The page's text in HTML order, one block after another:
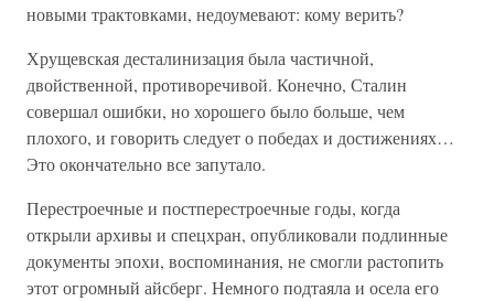
новыми трактовками, недоумевают: кому верить?
Хрущевская десталинизация была частичной,
двойственной, противоречивой. Конечно, Сталин
совершал ошибки, но хорошего было больше, чем
плохого, и говорить следует о победах и достижениях…
Это окончательно все запутало.
Перестроечные и постперестроечные годы, когда
открыли архивы и спецхран, опубликовали подлинные
документы эпохи, воспоминания, не смогли растопить
этот огромный айсберг. Немного подтаяла и осела его